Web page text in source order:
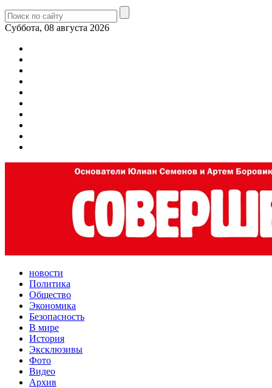
Суббота, 08 августа 2026
новости
Политика
Общество
Экономика
Безопасность
В мире
История
Эксклюзивы
Фото
Видео
Архив